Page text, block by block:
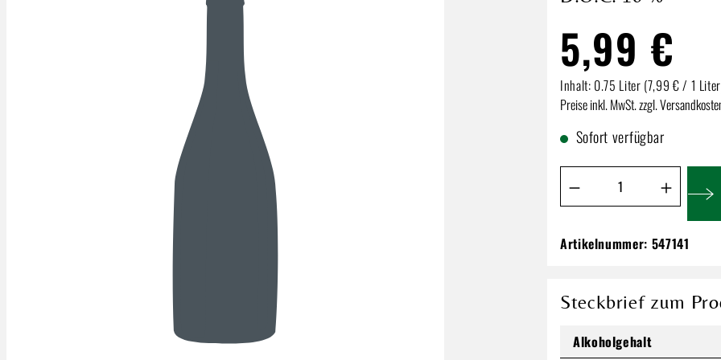
5,99 €
Inhalt: 0.75 Liter (7,99 € / 1
Preise inkl. MwSt. zzgl.
Sofort verfügbar
Produkt Anzahl: Gib
Giulietta Pisani
5,99 €
(7,99 € / 1
Preise inkl. MwSt. zzgl. Versandkosten
Artikelnummer: 547141
Steckbrief zum
Alkoholgehalt